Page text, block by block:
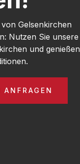
Gelsenkirchen
Nutzen Sie unsere
und genießen